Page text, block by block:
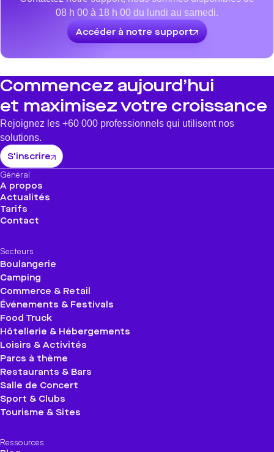
08 h 00 à 18 h 00 du lundi au samedi.
Accéder à notre support
Commencez aujourd’hui
et maximisez votre croissance
Rejoignez les +60 000 professionnels qui utilisent nos
solutions.
S'inscrire
Général
A propos
Actualités
Tarifs
Contact
Secteurs
Boulangerie
Camping
Commerce & Retail
Événements & Festivals
Food Truck
Hôtellerie & Hébergements
Loisirs & Activités
Parcs à thème
Restaurants & Bars
Salle de Concert
Sport & Clubs
Tourisme & Sites
Ressources